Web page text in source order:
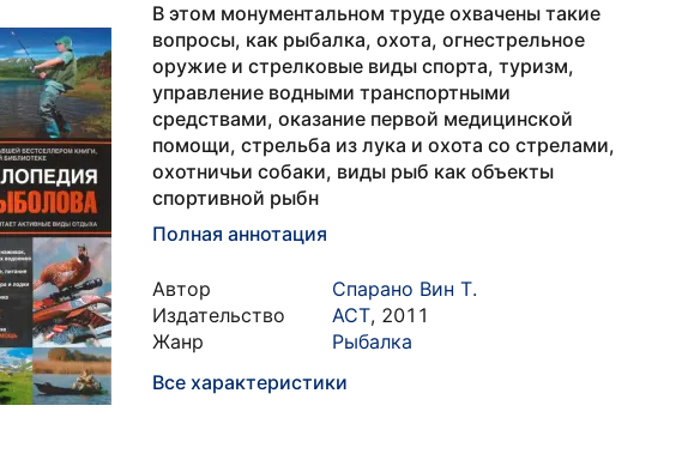
В этом монументальном труде охвачены такие
вопросы, как рыбалка, охота, огнестрельное
оружие и стрелковые виды спорта, туризм,
управление водными транспортными
средствами, оказание первой медицинской
помощи, стрельба из лука и охота со стрелами,
охотничьи собаки, виды рыб как объекты
спортивной рыбн
Полная аннотация
Автор
Спарано Вин Т.
Издательство
АСТ, 2011
Жанр
Рыбалка
Все характеристики